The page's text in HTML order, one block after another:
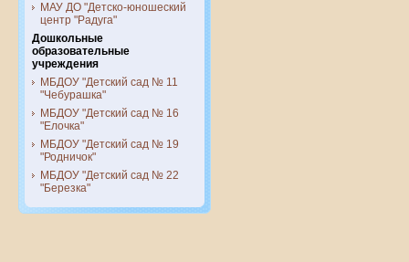
МАУ ДО "Детско-юношеский
центр "Радуга"
Дошкольные
образовательные
учреждения
МБДОУ "Детский сад № 11
"Чебурашка"
МБДОУ "Детский сад № 16
"Елочка"
МБДОУ "Детский сад № 19
"Родничок"
МБДОУ "Детский сад № 22
"Березка"